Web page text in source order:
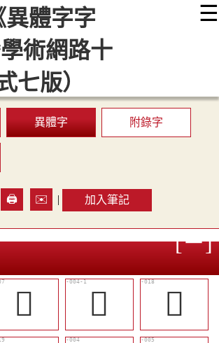
☰
見問題 編輯說明
網站導覽
異體字 附錄字
🖨️ ✉️ | 加入筆記
󳷒 󳷎
󳷘